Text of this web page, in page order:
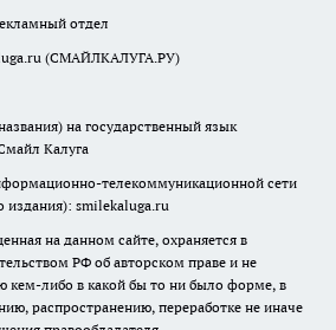
отдел
(СМАЙЛКАЛУГА.РУ)
на государственный язык
Калуга
телекоммуникационной сети
издания): smilekaluga.ru
на данном сайте, охраняется в
РФ об авторском праве и не
кем-либо в какой бы то ни было форме, в
распространению, переработке не иначе